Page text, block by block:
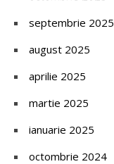
septembrie 2025
august 2025
aprilie 2025
martie 2025
ianuarie 2025
octombrie 2024